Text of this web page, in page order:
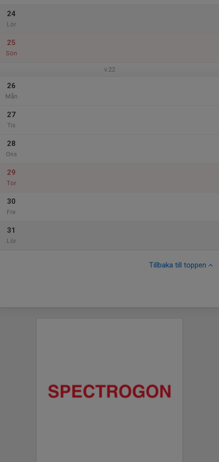
24
Lör
25
Sön
v.22
26
Mån
27
Tis
28
Ons
29
Tor
30
Fre
31
Lör
Tillbaka till toppen